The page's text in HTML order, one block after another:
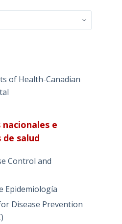
of Health-Canadian
e
salud
Control and
Epidemiología
Disease Prevention